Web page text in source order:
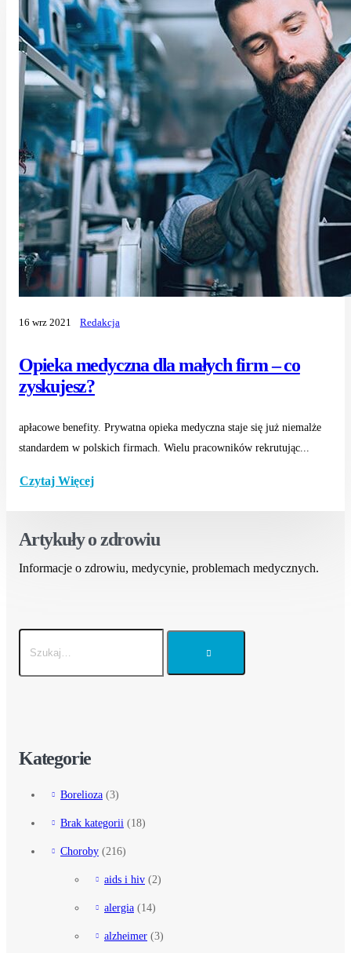
Opieka medyczna dla małych firm – co
zyskujesz?
16 wrz 2021 Redakcja
apłacowe benefity. Prywatna opieka medyczna staje się już niemalże
standardem w polskich firmach. Wielu pracowników rekrutując...
Czytaj Więcej
Artykuły o zdrowiu
Informacje o zdrowiu, medycynie, problemach medycznych.
Kategorie
Borelioza (3)
Brak kategorii (18)
Choroby (216)
aids i hiv (2)
alergia (14)
alzheimer (3)